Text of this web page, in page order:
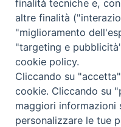
successivo perché sia
quale conversione
pastorali e la
finalità tecniche e,
altre finalità
"miglioramento
"targeting e
cookie policy.
Cliccando su
cookie. Cliccando su
maggiori
personalizzare le tue